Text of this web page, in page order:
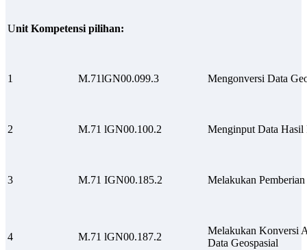
Unit Kompetensi pilihan:
1 M.71lGN00.099.3 Mengonversi Data
2 M.71 lGN00.100.2 Menginput Data Hasil
3 M.71 IGN00.185.2 Melakukan
4 M.71 lGN00.187.2
Melakukan Konversi
Data Geospasial